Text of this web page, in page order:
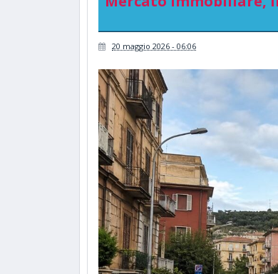
20 maggio 2026 - 06:06